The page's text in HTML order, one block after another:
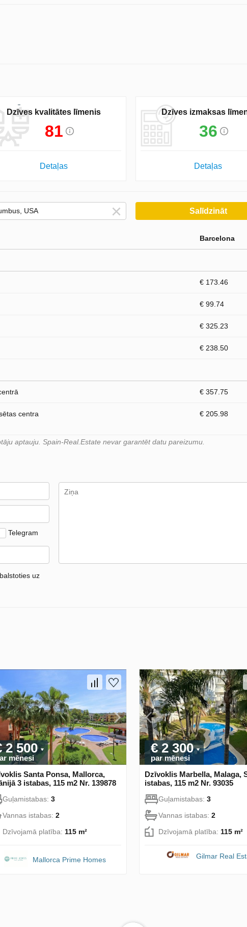
Dzīves kvalitātes līmenis
81
Detaļas
Dzīves izmaksas
36
Detaļas
Salīdzināt
Barcelona
€ 173.46
€ 99.74
€ 325.23
€ 238.50
€ 357.75
centra € 205.98
aptauju. Spain-Real.Estate nevar garantēt datu pareizumu.
Telegram
uz
2 500
mēnesi
Santa Ponsa, Mallorca,
3 istabas, 115 m2 Nr. 139878
Guļamistabas: 3
Vannas istabas: 2
Dzīvojamā platība: 115 m²
Mallorca Prime Homes
€ 2 300
par mēnesi
Dzīvoklis Marbella, Malaga,
istabas, 115 m2 Nr. 93035
Guļamistabas: 3
Vannas istabas: 2
Dzīvojamā platība: 115 m²
Gilmar Real